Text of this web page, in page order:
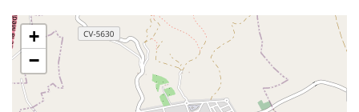
+
−